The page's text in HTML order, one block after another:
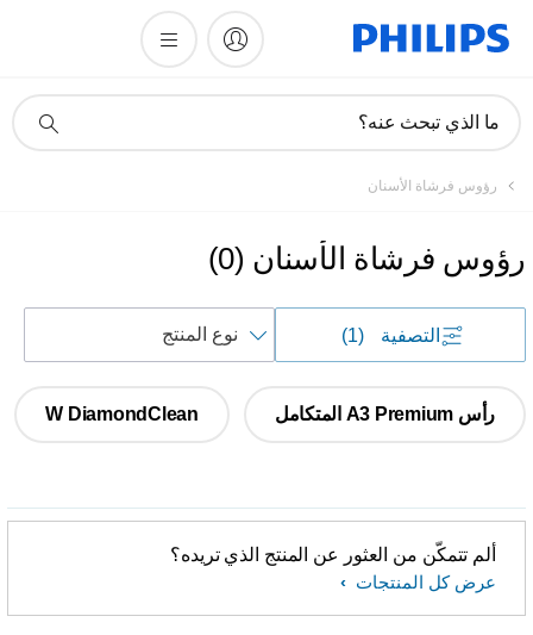
دعم
ما الذي تبحث عنه؟
رؤوس فرشاة الأسنان
رؤوس فرشاة الأسنان (
0
)
التصفية (1)
حسب
رأس A3 Premium المتكامل W DiamondClean
ألم تتمكّن من العثور عن المنتج الذي تريده؟
عرض كل المنتجات